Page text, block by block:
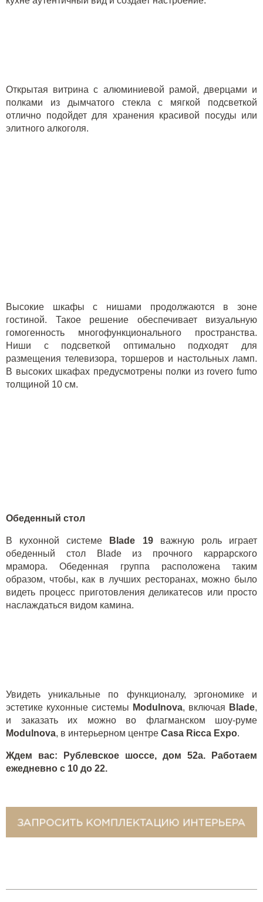
Открытая витрина с алюминиевой рамой, дверцами и
полками из дымчатого стекла с мягкой подсветкой
отлично подойдет для хранения красивой посуды или
элитного алкоголя.
Высокие шкафы с нишами продолжаются в зоне
гостиной. Такое решение обеспечивает визуальную
гомогенность многофункционального пространства.
Ниши с подсветкой оптимально подходят для
размещения телевизора, торшеров и настольных ламп.
В высоких шкафах предусмотрены полки из rovero fumo
толщиной 10 см.
Обеденный стол
В кухонной системе Blade 19важную роль играет
обеденный стол
Blade
из прочного каррарского
мрамора. Обеденная группа расположена таким
образом, чтобы, как в лучших ресторанах, можно было
видеть процесс приготовления деликатесов или просто
наслаждаться видом камина.
Увидеть уникальные по функционалу, эргономике и
эстетике кухонные системы Modulnova, включая Blade,
и заказать их можно во флагманском шоу-руме
Modulnova, в интерьерном центре Casa Ricca Expo.
Ждем вас: Рублевское шоссе, дом 52а. Работаем
ежедневно с 10 до 22.